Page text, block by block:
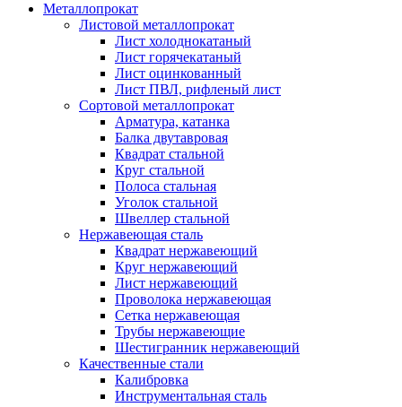
Металлопрокат
Листовой металлопрокат
Лист холоднокатаный
Лист горячекатаный
Лист оцинкованный
Лист ПВЛ, рифленый лист
Сортовой металлопрокат
Арматура, катанка
Балка двутавровая
Квадрат стальной
Круг стальной
Полоса стальная
Уголок стальной
Швеллер стальной
Нержавеющая сталь
Квадрат нержавеющий
Круг нержавеющий
Лист нержавеющий
Проволока нержавеющая
Сетка нержавеющая
Трубы нержавеющие
Шестигранник нержавеющий
Качественные стали
Калибровка
Инструментальная сталь